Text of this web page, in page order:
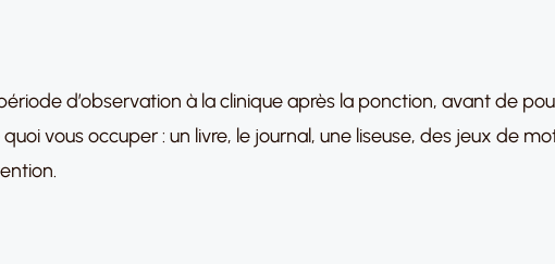
d’observation à la clinique après la ponction, avant de
vous occuper : un livre, le journal, une liseuse, des jeux de